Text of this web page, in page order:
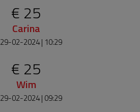
€ 25
Carina
29-02-2024 | 10:29
€ 25
Wim
29-02-2024 | 09:29